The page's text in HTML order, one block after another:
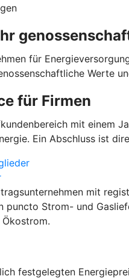
für
Werte
für Firmen
mit einem
Ein Abschluss ist
mit
puncto Strom- und
festgelegten